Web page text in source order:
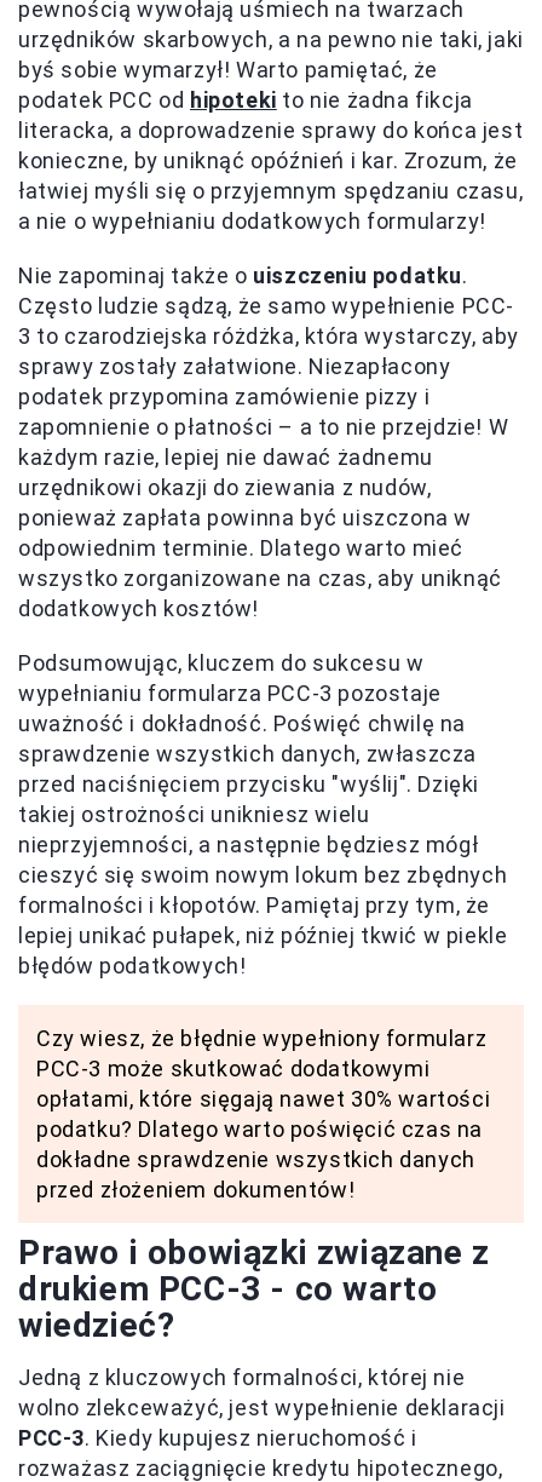
pewnością wywołają uśmiech na twarzach
urzędników skarbowych, a na pewno nie taki, jaki
byś sobie wymarzył! Warto pamiętać, że
podatek PCC od hipoteki to nie żadna fikcja
literacka, a doprowadzenie sprawy do końca jest
konieczne, by uniknąć opóźnień i kar. Zrozum, że
łatwiej myśli się o przyjemnym spędzaniu czasu,
a nie o wypełnianiu dodatkowych formularzy!
Nie zapominaj także o uiszczeniu podatku.
Często ludzie sądzą, że samo wypełnienie PCC-
3 to czarodziejska różdżka, która wystarczy, aby
sprawy zostały załatwione. Niezapłacony
podatek przypomina zamówienie pizzy i
zapomnienie o płatności – a to nie przejdzie! W
każdym razie, lepiej nie dawać żadnemu
urzędnikowi okazji do ziewania z nudów,
ponieważ zapłata powinna być uiszczona w
odpowiednim terminie. Dlatego warto mieć
wszystko zorganizowane na czas, aby uniknąć
dodatkowych kosztów!
Podsumowując, kluczem do sukcesu w
wypełnianiu formularza PCC-3 pozostaje
uważność i dokładność. Poświęć chwilę na
sprawdzenie wszystkich danych, zwłaszcza
przed naciśnięciem przycisku "wyślij". Dzięki
takiej ostrożności unikniesz wielu
nieprzyjemności, a następnie będziesz mógł
cieszyć się swoim nowym lokum bez zbędnych
formalności i kłopotów. Pamiętaj przy tym, że
lepiej unikać pułapek, niż później tkwić w piekle
błędów podatkowych!
Czy wiesz, że błędnie wypełniony formularz
PCC-3 może skutkować dodatkowymi
opłatami, które sięgają nawet 30% wartości
podatku? Dlatego warto poświęcić czas na
dokładne sprawdzenie wszystkich danych
przed złożeniem dokumentów!
Prawo i obowiązki związane z
drukiem PCC-3 - co warto
wiedzieć?
Jedną z kluczowych formalności, której nie
wolno zlekceważyć, jest wypełnienie deklaracji
PCC-3. Kiedy kupujesz nieruchomość i
rozważasz zaciągnięcie kredytu hipotecznego,